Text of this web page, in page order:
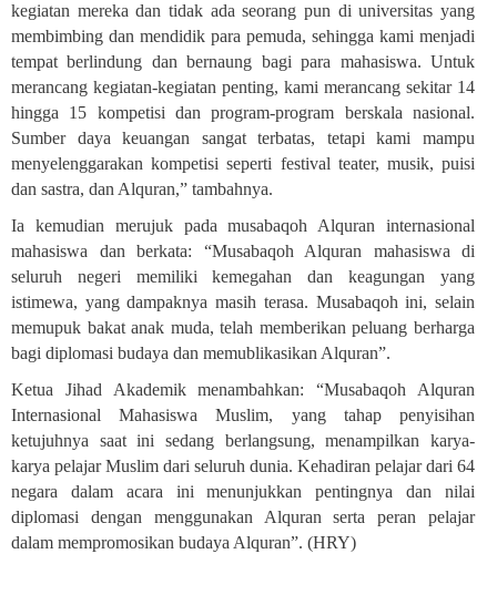
kegiatan mereka dan tidak ada seorang pun di universitas yang
membimbing dan mendidik para pemuda, sehingga kami menjadi
tempat berlindung dan bernaung bagi para mahasiswa. Untuk
merancang kegiatan-kegiatan penting, kami merancang sekitar 14
hingga 15 kompetisi dan program-program berskala nasional.
Sumber daya keuangan sangat terbatas, tetapi kami mampu
menyelenggarakan kompetisi seperti festival teater, musik, puisi
dan sastra, dan Alquran,” tambahnya.
Ia kemudian merujuk pada musabaqoh Alquran internasional
mahasiswa dan berkata: “Musabaqoh Alquran mahasiswa di
seluruh negeri memiliki kemegahan dan keagungan yang
istimewa, yang dampaknya masih terasa. Musabaqoh ini, selain
memupuk bakat anak muda, telah memberikan peluang berharga
bagi diplomasi budaya dan memublikasikan Alquran”.
Ketua Jihad Akademik menambahkan: “Musabaqoh Alquran
Internasional Mahasiswa Muslim, yang tahap penyisihan
ketujuhnya saat ini sedang berlangsung, menampilkan karya-
karya pelajar Muslim dari seluruh dunia. Kehadiran pelajar dari 64
negara dalam acara ini menunjukkan pentingnya dan nilai
diplomasi dengan menggunakan Alquran serta peran pelajar
dalam mempromosikan budaya Alquran”. (HRY)